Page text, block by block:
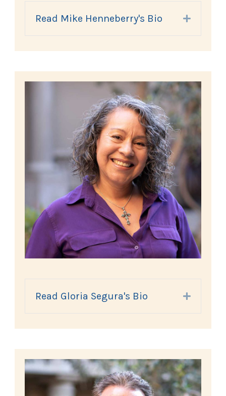
Read Mike Henneberry's Bio Expand
Read Gloria Segura's Bio Expand